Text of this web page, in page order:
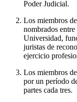
Poder Judicial.
Los miembros
nombrados
Universidad,
juristas de
ejercicio
Los miembros
por un período
partes cada tres.